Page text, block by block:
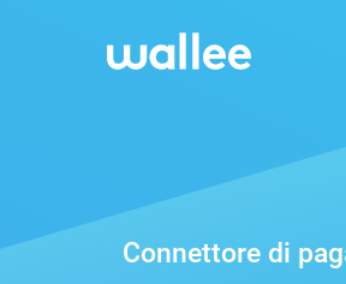
Connettore di